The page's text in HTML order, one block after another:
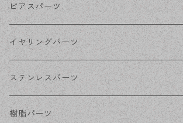
ゴールド
シルバー
ホワイトシルバー
ステンレス・シルバー
ピアスパーツ
ポストピアス
フックピアス
その他ピアス
イヤリングパーツ
ネジばねイヤリング
クリップイヤリング
ステンレスパーツ
ステンレスピアス
樹脂パーツ